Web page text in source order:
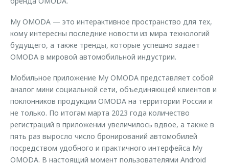
Калькулятор трейд-ин
Оригинальные аксессуары
Запчасти
My OMODA — это интерактивное пространство для тех,
кому интересны последние новости из мира технологий
будущего, а также тренды, которые успешно задает
OMODA в мировой автомобильной индустрии.
Мобильное приложение My OMODA представляет собой
аналог мини социальной сети, объединяющей клиентов и
поклонников продукции OMODA на территории России и
не только. По итогам марта 2023 года количество
регистраций в приложении увеличилось вдвое, а также в
пять раз выросло число бронирований автомобилей
посредством удобного и практичного интерфейса My
OMODA. В настоящий момент пользователями Android